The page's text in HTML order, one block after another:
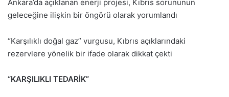
Ankara’da açıklanan enerji projesi, Kıbrıs sorununun
geleceğine ilişkin bir öngörü olarak yorumlandı
“Karşılıklı doğal gaz” vurgusu, Kıbrıs açıklarındaki
rezervlere yönelik bir ifade olarak dikkat çekti
“KARŞILIKLI TEDARİK”